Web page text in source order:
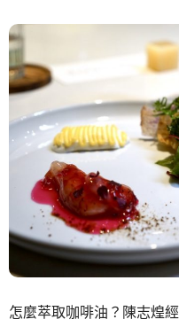
怎麼萃取咖啡油？陳志煌